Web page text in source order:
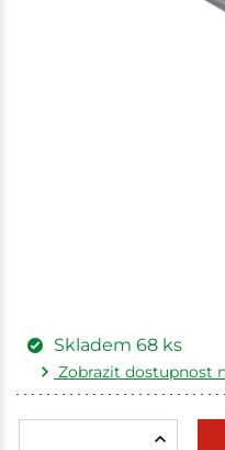
Skladem 68 ks
Zobrazit dostupnost